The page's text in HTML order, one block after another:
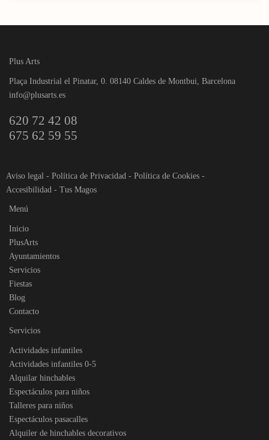
Plus Arts
Plaça Industrial el Pinatar, 0. 08140 Caldes de Montbui, Barcelona
info@plusarts.es
620 72 42 08
675 62 59 55
Aviso legal - Política de Privacidad - Política de Cookies -
Accesibilidad - Tus Magos
Menú
Inicio
PlusArts
Ayuntamientos
Servicios
Fiestas
Blog
Contacto
Servicios
Actividades infantiles
Actividades infantiles 0-5
Alquilar hinchables
Espectáculos para niños
Talleres para niños
Espectáculos pasacalles
Alquiler de hinchables decorativos